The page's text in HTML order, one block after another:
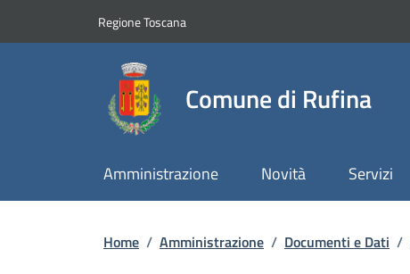
Regione ToscanaSlim top
Comune di Rufina
Amministrazione Novità Servizi
Briciole di pane
Home / Amministrazione / Documenti e Dati /